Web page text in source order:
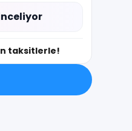
taksitlerle!